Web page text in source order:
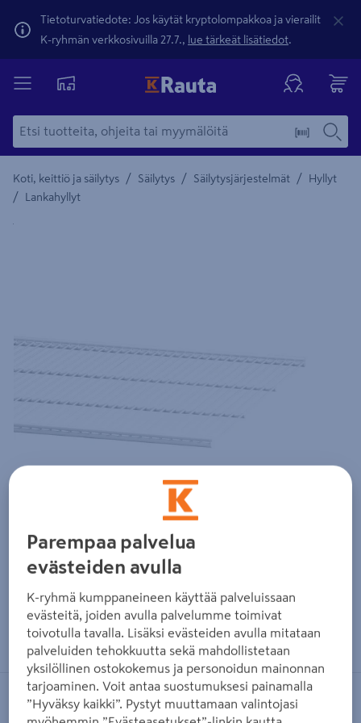
Tietoturvatiedote: Jos käytät kryptolompakkoa ja vierailit
K-ryhmän verkkosivuilla 27.7., lue tärkeät lisätiedot.
Koti, keittiö ja säilytys / Säilytys / Säilytysjärjestelmät / Hyllyt
/ Lankahyllyt
Yksityiskohtainen kuvaus löytyy Tuotteen kuvaus -
Zoomaa kuvaa sormilla kosketusnäytöllä
ELFA
Parempaa palvelua
evästeiden avulla
K-ryhmä kumppaneineen käyttää palveluissaan
evästeitä, joiden avulla palvelumme toimivat
toivotulla tavalla. Lisäksi evästeiden avulla mitataan
palveluiden tehokkuutta sekä mahdollistetaan
yksilöllinen ostokokemus ja personoidun mainonnan
tarjoaminen. Voit antaa suostumuksesi painamalla
”Hyväksy kaikki”. Pystyt muuttamaan valintojasi